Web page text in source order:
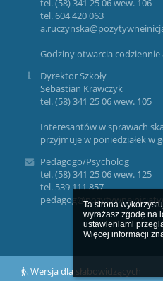
Ta strona
wyrażasz zgodę na
ustawieniami
Więcej informacji
tel. 604 420 063
Godziny otwarcia codziennie
Dyrektor Szkoły
Sebastian Krawczyk
tel. (58) 341 25 06 wew. 105
Interesantów w sprawach
przyjmuje w poniedziałek w
Pedagogo/Psycholog
tel. (58) 341 25 06 wew. 125
tel. 539 111 857
Wersja dla słabowidzących